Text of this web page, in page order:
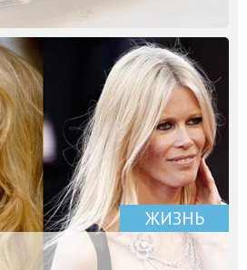
ЖИЗНЬ